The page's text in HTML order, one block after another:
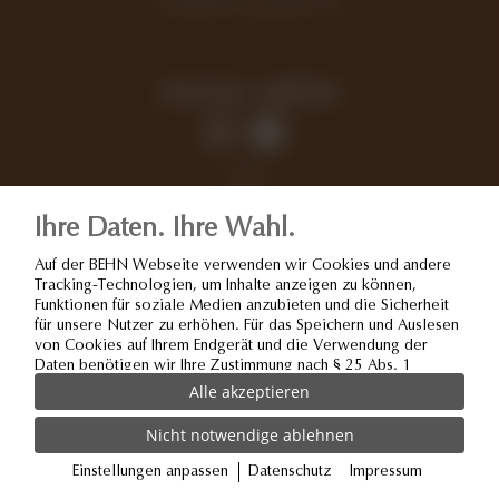
Datenschutz
Ihre Daten. Ihre Wahl.
Auf der BEHN Webseite verwenden wir Cookies und andere
Tracking-Technologien, um Inhalte anzeigen zu können,
Funktionen für soziale Medien anzubieten und die Sicherheit
für unsere Nutzer zu erhöhen. Für das Speichern und Auslesen
von Cookies auf Ihrem Endgerät und die Verwendung der
Daten benötigen wir Ihre Zustimmung nach § 25 Abs. 1
TDDDG und Art. 6 Abs. 1 lit. a DSGVO. Von uns bei Ihrem
Websiteaufruf erfasste Daten können durch den Einsatz der
Cookies und Trackingtechnologien an unsere Partner und
Drittanbieter weitergegeben werden. Wenn Sie Ihre
Einwilligung erteilen, können Ihre Daten ggf. auch in
Drittstaaten außerhalb der EU wie z.B. den USA verarbeitet
Einstellungen anpassen Datenschutz Impressum